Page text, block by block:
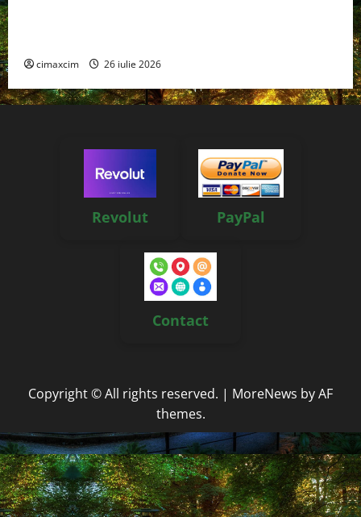
cimaxcim 26 iulie 2026
Revolut PayPal
Contact
Copyright © All rights reserved. | MoreNews by AF
themes.